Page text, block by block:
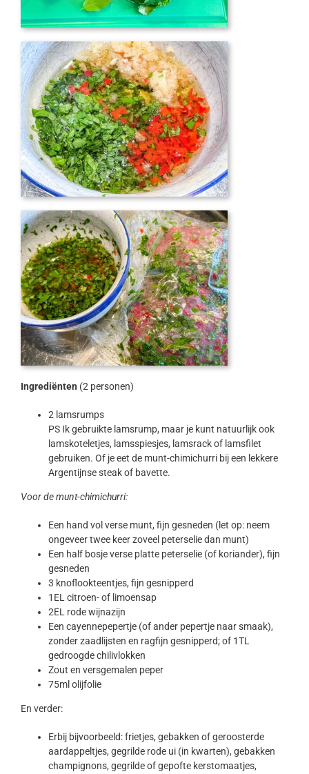
Ingrediënten (2 personen)
2 lamsrumps
PS Ik gebruikte lamsrump, maar je kunt natuurlijk ook
lamskoteletjes, lamsspiesjes, lamsrack of lamsfilet
gebruiken. Of je eet de munt-chimichurri bij een lekkere
Argentijnse steak of bavette.
Voor de munt-chimichurri:
Een hand vol verse munt, fijn gesneden (let op: neem
ongeveer twee keer zoveel peterselie dan munt)
Een half bosje verse platte peterselie (of koriander), fijn
gesneden
3 knoflookteentjes, fijn gesnipperd
1EL citroen- of limoensap
2EL rode wijnazijn
Een cayennepepertje (of ander pepertje naar smaak),
zonder zaadlijsten en ragfijn gesnipperd; of 1TL
gedroogde chilivlokken
Zout en versgemalen peper
75ml olijfolie
En verder:
Erbij bijvoorbeeld: frietjes, gebakken of geroosterde
aardappeltjes, gegrilde rode ui (in kwarten), gebakken
champignons, gegrilde of gepofte kerstomaatjes,